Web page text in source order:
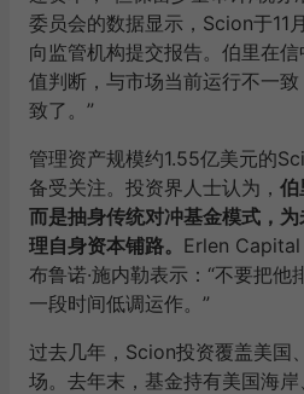
委员会的数据显示，Scion于11
向监管机构提交报告。伯里在
值判断，与市场当前运行不一
致了。”
管理资产规模约1.55亿美元的
备受关注。投资界人士认为， 伯
而是抽身传统对冲基金模式，
理自身资本铺路。 Erlen
布鲁诺·施内勒表示：“不要把
一段时间低调运作。”
过去几年，Scion投资覆盖美国
场。去年末，基金持有美国海